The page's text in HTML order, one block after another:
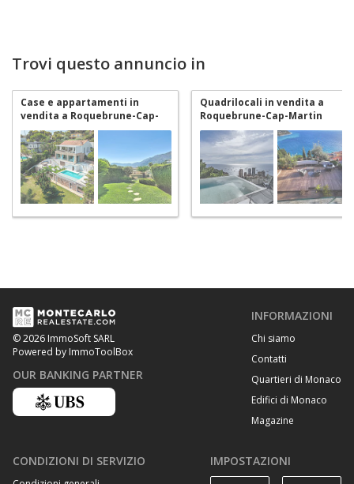
Trovi questo annuncio in
Case e appartamenti in
vendita a Roquebrune-Cap-
Martin
Quadrilocali in vendita a
Roquebrune-Cap-Martin
© 2026 ImmoSoft SARL
Powered by ImmoToolBox
OUR BANKING PARTNER
INFORMAZIONI
Chi siamo
Contatti
Quartieri di Monaco
Edifici di Monaco
Magazine
CONDIZIONI DI SERVIZIO IMPOSTAZIONI